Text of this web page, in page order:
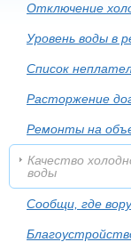
Отключение
Уровень воды в
Список
Расторжение
Ремонты на
Качество
воды
Сообщи, где